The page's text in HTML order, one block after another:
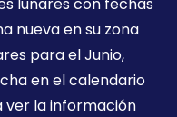
nueva en su zona
para el Junio,
en el calendario
ver la información